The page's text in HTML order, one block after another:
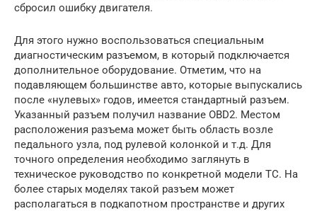
сбросил ошибку двигателя.
Для этого нужно воспользоваться специальным
диагностическим разъемом, в который подключается
дополнительное оборудование. Отметим, что на
подавляющем большинстве авто, которые выпускались
после «нулевых» годов, имеется стандартный разъем.
Указанный разъем получил название OBD2. Местом
расположения разъема может быть область возле
педального узла, под рулевой колонкой и т.д. Для
точного определения необходимо заглянуть в
техническое руководство по конкретной модели ТС. На
более старых моделях такой разъем может
располагаться в подкапотном пространстве и других